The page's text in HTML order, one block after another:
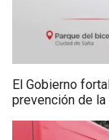
El Gobierno
prevención de